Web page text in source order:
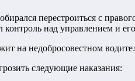
перестроиться с
контроль над управлением и
на недобросовестном
следующие наказания: